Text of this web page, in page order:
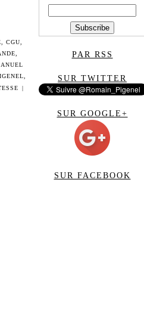
,CGU
|
PAR RSS
SUR TWITTER
SUR GOOGLE+
SUR FACEBOOK